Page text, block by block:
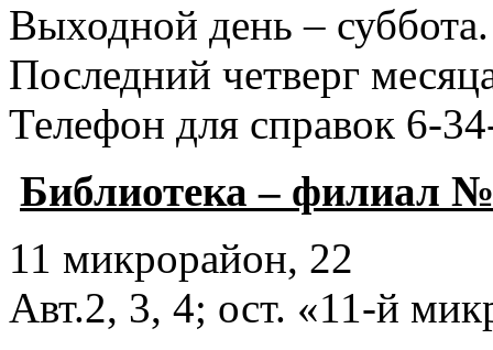
Выходной день – суббота.
Последний четверг
Телефон для справок 6-
Библиотека – филиал
11 микрорайон, 22
Авт.2, 3, 4; ост. «11-й